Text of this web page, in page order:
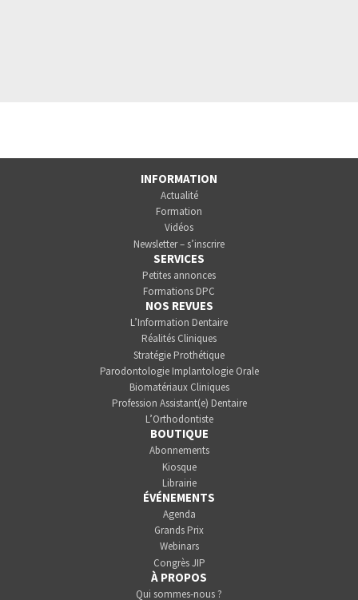
INFORMATION
Actualité
Formation
Vidéos
Newsletter – s’inscrire
SERVICES
Petites annonces
Formations DPC
NOS REVUES
L’Information Dentaire
Réalités Cliniques
Stratégie Prothétique
Parodontologie Implantologie Orale
Biomatériaux Cliniques
Profession Assistant(e) Dentaire
L’Orthodontiste
BOUTIQUE
Abonnements
Kiosque
Librairie
ÉVÉNEMENTS
Agenda
Grands Prix
Webinars
Congrès JIP
À PROPOS
Qui sommes-nous ?